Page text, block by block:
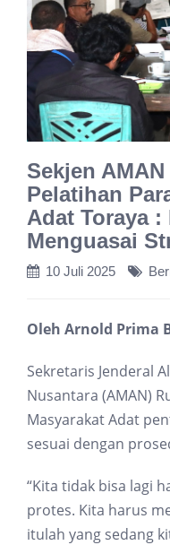
Sekjen
Pelatihan
Adat Toraya :
Menguasai
10 Juli 2025
Oleh Arnold Prima
Sekretaris Jenderal
Nusantara (AMAN)
Masyarakat Adat
sesuai dengan
“Kita tidak bisa lagi
protes. Kita harus
itulah yang sedang